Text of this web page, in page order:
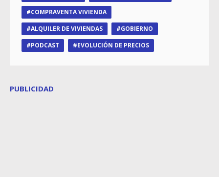
COMPRAVENTA VIVIENDA
ALQUILER DE VIVIENDAS
GOBIERNO
PODCAST
EVOLUCIÓN DE PRECIOS
PUBLICIDAD